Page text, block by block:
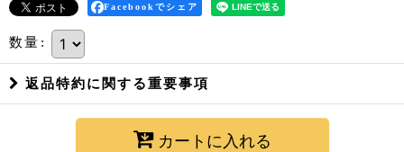
Facebookでシェア
数量 :
返品特約に関する重要事項
カートに入れる